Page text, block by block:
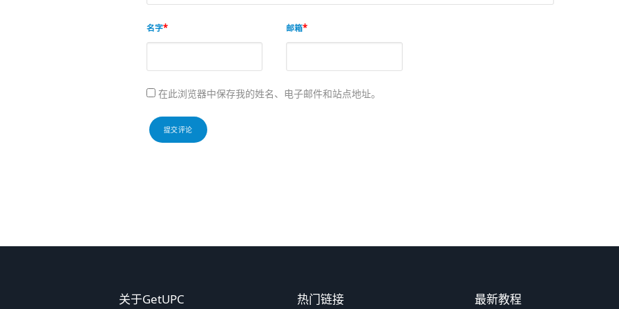
名字 邮箱
在此浏览器中保存我的姓名、电子邮件和站点地址。
关于GetUPC 热门链接 最新教程